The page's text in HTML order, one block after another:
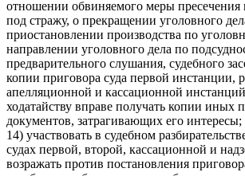
отношении обвиняемого меры пресечения
под стражу, о прекращении уголовного
приостановлении производства по
направлении уголовного дела по
предварительного слушания, судебного
копии приговора суда первой инстанции,
апелляционной и кассационной
ходатайству вправе получать копии иных
документов, затрагивающих его интересы;
14) участвовать в судебном
судах первой, второй, кассационной и
возражать против постановления